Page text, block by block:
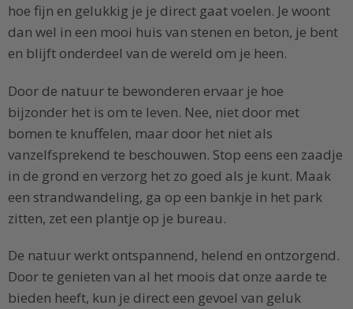
hoe fijn en gelukkig je je direct gaat voelen. Je woont
dan wel in een mooi huis van stenen en beton, je bent
en blijft onderdeel van de wereld om je heen.
Door de natuur te bewonderen ervaar je hoe
bijzonder het is om te leven. Nee, niet door met
bomen te knuffelen, maar door het niet als
vanzelfsprekend te beschouwen. Stop eens een zaadje
in de grond en verzorg het zo goed als je kunt. Maak
een strandwandeling, ga op een bankje in het park
zitten, zet een plantje op je bureau.
De natuur werkt ontspannend, helend en ontzorgend.
Door te genieten van al het moois dat onze aarde te
bieden heeft, kun je direct een gevoel van geluk